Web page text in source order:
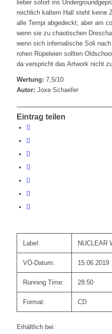
lieber sofort ins
reichlich kaltem Hall steht keine
alle Tempi abgedeckt, aber am
wenn sie zu chaotischen
wenn sich infernalische Soli
rohen Rüpeleien sollten
da verspricht das Artwork nicht
Wertung: 7,5/10
Autor: Joxe Schaefer
Eintrag teilen
Label: NUCLEAR
VÖ-Datum: 15.06.2019
Running Time: 28:50
Format: CD
Erhältlich bei: